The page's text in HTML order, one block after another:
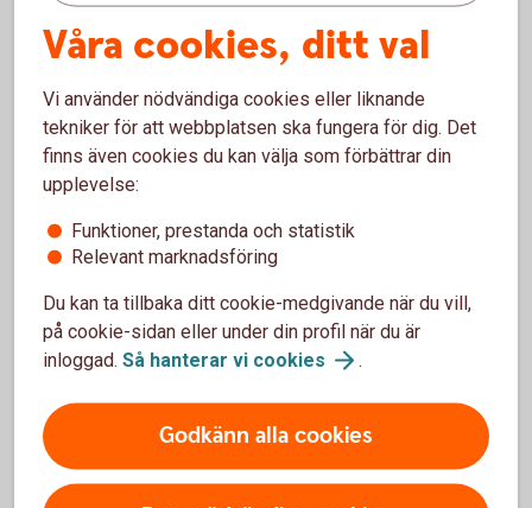
Bryttider för fonder i försäkringar
Kursen sätts först i efterhand, efter den så kallade
bryttiden.
Bryttider
Avkastningsskatt
I en kapitalförsäkring betalar man en årlig avkastningsskatt,
vilket gör att pengarna är skattade och klara vid uttag.
Avkastningsskatt
Våra cookies, ditt val
Vi använder nödvändiga cookies eller liknande
tekniker för att webbplatsen ska fungera för dig. Det
finns även cookies du kan välja som förbättrar din
upplevelse:
Funktioner, prestanda och statistik
Relevant marknadsföring
Du kan ta tillbaka ditt cookie-medgivande när du vill,
på cookie-sidan eller under din profil när du är
inloggad. Så hanterar vi cookies .
Godkänn alla cookies